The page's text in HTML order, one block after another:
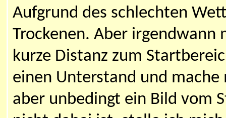
Aufgrund des schlechten
Trockenen. Aber irgendwann
kurze Distanz zum
einen Unterstand und mache
aber unbedingt ein Bild vom